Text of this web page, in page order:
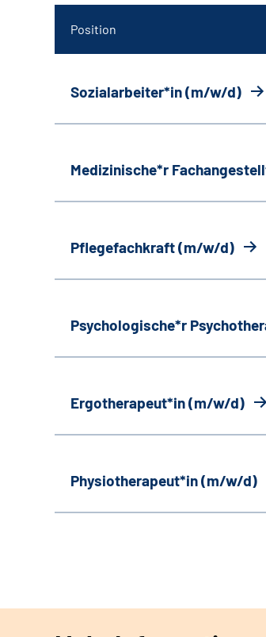
Position
Sozialarbeiter*in (m/w/d)
Medizinische*r
Pflegefachkraft (m/w/d)
Psychologische*r
Ergotherapeut*in (m/w/d)
Physiotherapeut*in (m/w/d)